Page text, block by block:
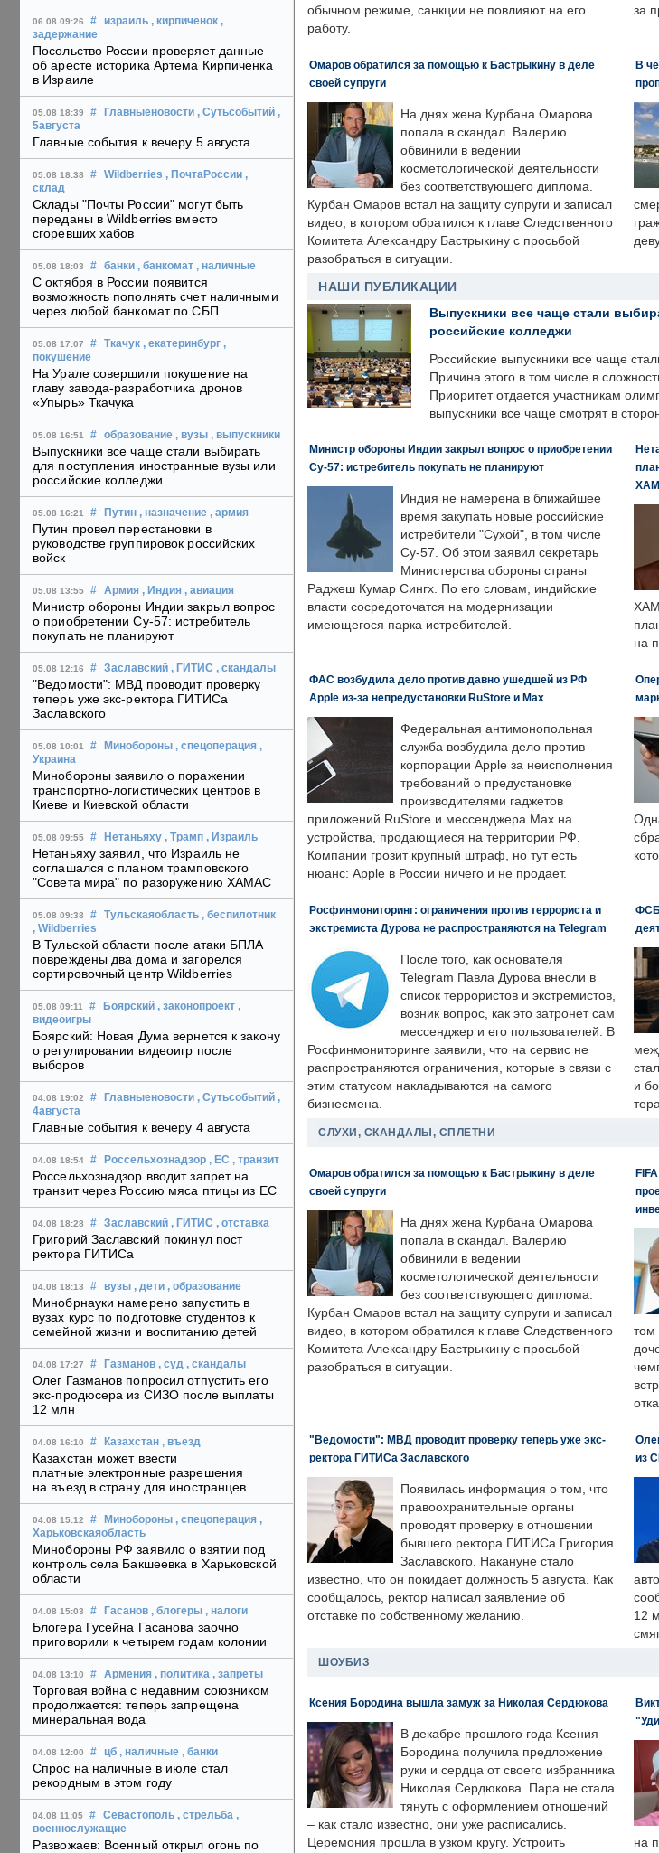
06.08 09:26 # израиль , кирпиченок ,
задержание
Посольство России проверяет данные
об аресте историка Артема Кирпиченка
в Израиле
05.08 18:39 # Главныеновости , Сутьсобытий ,
5августа
Главные события к вечеру 5 августа
05.08 18:38 # Wildberries , ПочтаРоссии ,
склад
Склады "Почты России" могут быть
переданы в Wildberries вместо
сгоревших хабов
05.08 18:03 # банки , банкомат , наличные
С октября в России появится
возможность пополнять счет наличными
через любой банкомат по СБП
05.08 17:07 # Ткачук , екатеринбург ,
покушение
На Урале совершили покушение на
главу завода-разработчика дронов
«Упырь» Ткачука
05.08 16:51 # образование , вузы , выпускники
Выпускники все чаще стали выбирать
для поступления иностранные вузы или
российские колледжи
05.08 16:21 # Путин , назначение , армия
Путин провел перестановки в
руководстве группировок российских
войск
05.08 13:55 # Армия , Индия , авиация
Министр обороны Индии закрыл вопрос
о приобретении Су-57: истребитель
покупать не планируют
05.08 12:16 # Заславский , ГИТИС , скандалы
"Ведомости": МВД проводит проверку
теперь уже экс-ректора ГИТИСа
Заславского
05.08 10:01 # Минобороны , спецоперация ,
Украина
Минобороны заявило о поражении
транспортно-логистических центров в
Киеве и Киевской области
05.08 09:55 # Нетаньяху , Трамп , Израиль
Нетаньяху заявил, что Израиль не
соглашался с планом трамповского
"Совета мира" по разоружению ХАМАС
05.08 09:38 # Тульскаяобласть , беспилотник
, Wildberries
В Тульской области после атаки БПЛА
повреждены два дома и загорелся
сортировочный центр Wildberries
05.08 09:11 # Боярский , законопроект ,
видеоигры
Боярский: Новая Дума вернется к закону
о регулировании видеоигр после
выборов
04.08 19:02 # Главныеновости , Сутьсобытий ,
4августа
Главные события к вечеру 4 августа
04.08 18:54 # Россельхознадзор , ЕС , транзит
Россельхознадзор вводит запрет на
транзит через Россию мяса птицы из ЕС
04.08 18:28 # Заславский , ГИТИС , отставка
Григорий Заславский покинул пост
ректора ГИТИСа
04.08 18:13 # вузы , дети , образование
Минобрнауки намерено запустить в
вузах курс по подготовке студентов к
семейной жизни и воспитанию детей
04.08 17:27 # Газманов , суд , скандалы
Олег Газманов попросил отпустить его
экс-продюсера из СИЗО после выплаты
12 млн
04.08 16:10 # Казахстан , въезд
Казахстан может ввести
платные электронные разрешения
на въезд в страну для иностранцев
04.08 15:12 # Минобороны , спецоперация ,
Харьковскаяобласть
Минобороны РФ заявило о взятии под
контроль села Бакшеевка в Харьковской
области
04.08 15:03 # Гасанов , блогеры , налоги
Блогера Гусейна Гасанова заочно
приговорили к четырем годам колонии
04.08 13:10 # Армения , политика , запреты
Торговая война с недавним союзником
продолжается: теперь запрещена
минеральная вода
04.08 12:00 # цб , наличные , банки
Спрос на наличные в июле стал
рекордным в этом году
04.08 11:05 # Севастополь , стрельба ,
военнослужащие
Развожаев: Военный открыл огонь по
обычном режиме, санкции не повлияют на его
работу.
за
Омаров обратился за помощью к Бастрыкину в деле
своей супруги
На днях жена Курбана Омарова
попала в скандал. Валерию
обвинили в ведении
косметологической деятельности
без соответствующего диплома.
Курбан Омаров встал на защиту супруги и записал
видео, в котором обратился к главе Следственного
Комитета Александру Бастрыкину с просьбой
разобраться в ситуации.
В
НАШИ ПУБЛИКАЦИИ
Выпускники все чаще стали
российские колледжи
Российские выпускники все чаще
Причина этого в том числе в
Приоритет отдается участникам
выпускники все чаще смотрят в
Министр обороны Индии закрыл вопрос о приобретении
Су-57: истребитель покупать не планируют
Индия не намерена в ближайшее
время закупать новые российские
истребители "Сухой", в том числе
Су-57. Об этом заявил секретарь
Министерства обороны страны
Раджеш Кумар Сингх. По его словам, индийские
власти сосредоточатся на модернизации
имеющегося парка истребителей.
на
ФАС возбудила дело против давно ушедшей из РФ
Apple из-за непредустановки RuStore и Max
Федеральная антимонопольная
служба возбудила дело против
корпорации Apple за неисполнения
требований о предустановке
производителями гаджетов
приложений RuStore и мессенджера Max на
устройства, продающиеся на территории РФ.
Компании грозит крупный штраф, но тут есть
нюанс: Apple в России ничего и не продает.
Росфинмониторинг: ограничения против террориста и
экстремиста Дурова не распространяются на Telegram
После того, как основателя
Telegram Павла Дурова внесли в
список террористов и экстремистов,
возник вопрос, как это затронет сам
мессенджер и его пользователей. В
Росфинмониторинге заявили, что на сервис не
распространяются ограничения, которые в связи с
этим статусом накладываются на самого
бизнесмена.
ФСБ
и
СЛУХИ, СКАНДАЛЫ, СПЛЕТНИ
Омаров обратился за помощью к Бастрыкину в деле
своей супруги
На днях жена Курбана Омарова
попала в скандал. Валерию
обвинили в ведении
косметологической деятельности
без соответствующего диплома.
Курбан Омаров встал на защиту супруги и записал
видео, в котором обратился к главе Следственного
Комитета Александру Бастрыкину с просьбой
разобраться в ситуации.
том
"Ведомости": МВД проводит проверку теперь уже экс-
ректора ГИТИСа Заславского
Появилась информация о том, что
правоохранительные органы
проводят проверку в отношении
бывшего ректора ГИТИСа Григория
Заславского. Накануне стало
известно, что он покидает должность 5 августа. Как
сообщалось, ректор написал заявление об
отставке по собственному желанию.
из
12
ШОУБИЗ
Ксения Бородина вышла замуж за Николая Сердюкова
В декабре прошлого года Ксения
Бородина получила предложение
руки и сердца от своего избранника
Николая Сердюкова. Пара не стала
тянуть с оформлением отношений
– как стало известно, они уже расписались.
Церемония прошла в узком кругу. Устроить
на